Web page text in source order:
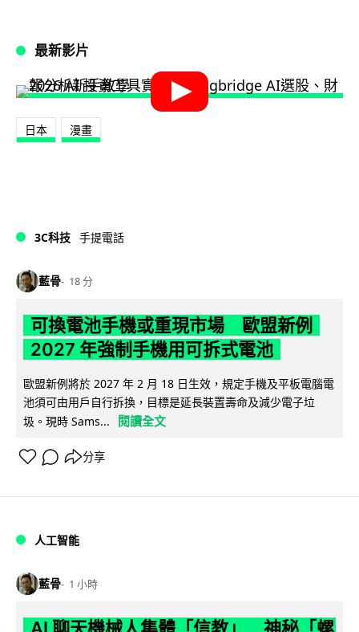
最新影片
日本 漫畫
3C科技 手提電話
藍骨 18 分
可換電池手機或重現市場 歐盟新例
2027 年強制手機用可拆式電池
歐盟新例將於 2027 年 2 月 18 日生效，規定手機及平板電腦電
池須可由用戶自行拆換，目標是延長裝置壽命及減少電子垃
圾。現時 Sams...
閱讀全文
分享
人工智能
藍骨 1 小時